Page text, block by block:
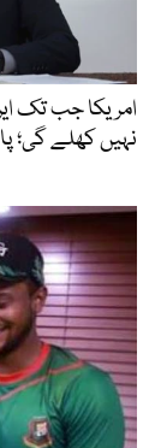
امریکا جب تک
نہیں کھلے گی؛